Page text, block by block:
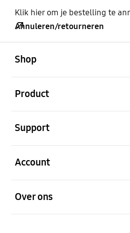
Klik hier om je bestelling te
Annuleren/retourneren
Shop
Product
Support
Account
Over ons